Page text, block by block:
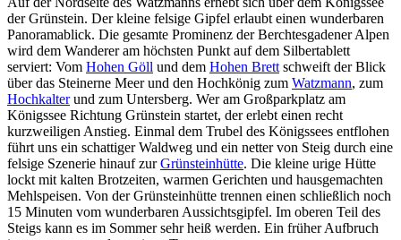
der Grünstein. Der kleine felsige Gipfel erlaubt einen wunderbaren
Panoramablick. Die gesamte Prominenz der Berchtesgadener Alpen
wird dem Wanderer am höchsten Punkt auf dem Silbertablett
serviert: Vom Hohen Göll und dem Hohen Brett schweift der Blick
über das Steinerne Meer und den Hochkönig zum Watzmann, zum
Hochkalterund zum Untersberg. Wer am Großparkplatz am
Königssee Richtung Grünstein startet, der erlebt einen recht
kurzweiligen Anstieg. Einmal dem Trubel des Königssees entflohen
führt uns ein schattiger Waldweg und ein netter von Steig durch eine
felsige Szenerie hinauf zurGrünsteinhütte. Die kleine urige Hütte
lockt mit kalten Brotzeiten, warmen Gerichten und hausgemachten
Mehlspeisen. Von der Grünsteinhütte trennen einen schließlich noch
15 Minuten vom wunderbaren Aussichtsgipfel. Im oberen Teil des
Steigs kann es im Sommer sehr heiß werden. Ein früher Aufbruch